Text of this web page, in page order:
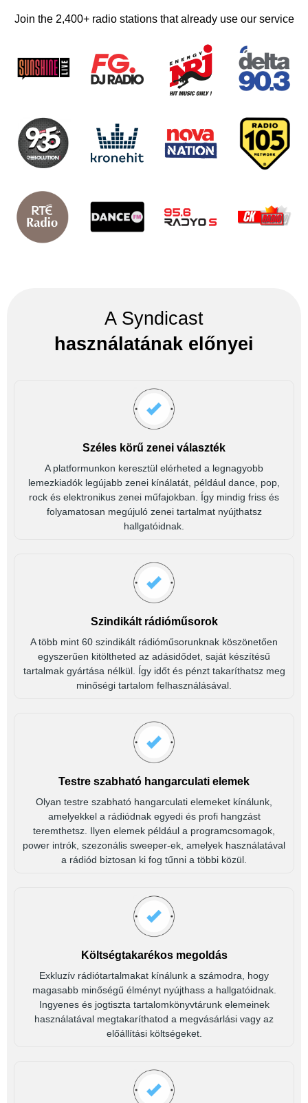
Join the 2,400+ radio stations that already use our service
A Syndicast
használatának előnyei
Széles körű zenei választék
A platformunkon keresztül elérheted a legnagyobb
lemezkiadók legújabb zenei kínálatát, például dance, pop,
rock és elektronikus zenei műfajokban. Így mindig friss és
folyamatosan megújuló zenei tartalmat nyújthatsz
hallgatóidnak.
Szindikált rádióműsorok
A több mint 60 szindikált rádióműsorunknak köszönetően
egyszerűen kitöltheted az adásidődet, saját készítésű
tartalmak gyártása nélkül. Így időt és pénzt takaríthatsz meg
minőségi tartalom felhasználásával.
Testre szabható hangarculati elemek
Olyan testre szabható hangarculati elemeket kínálunk,
amelyekkel a rádiódnak egyedi és profi hangzást
teremthetsz. Ilyen elemek például a programcsomagok,
power intrók, szezonális sweeper-ek, amelyek használatával
a rádiód biztosan ki fog tűnni a többi közül.
Költségtakarékos megoldás
Exkluzív rádiótartalmakat kínálunk a számodra, hogy
magasabb minőségű élményt nyújthass a hallgatóidnak.
Ingyenes és jogtiszta tartalomkönyvtárunk elemeinek
használatával megtakaríthatod a megvásárlási vagy az
előállítási költségeket.